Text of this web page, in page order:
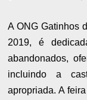
A ONG Gatinhos
2019, é
abandonados,
incluindo a
apropriada. A